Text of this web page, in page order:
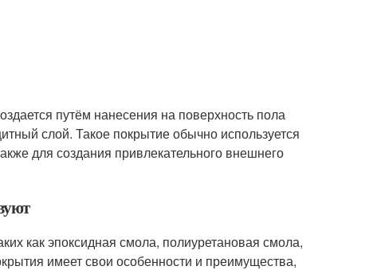
путём нанесения на поверхность пола
слой. Такое покрытие обычно используется
для создания привлекательного внешнего
как эпоксидная смола, полиуретановая смола,
имеет свои особенности и преимущества,